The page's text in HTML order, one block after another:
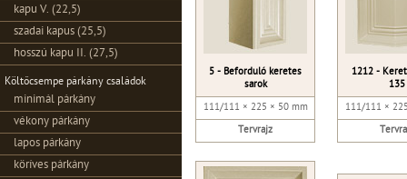
kapu V. (22,5)
szadai kapus (25,5)
hosszú kapu II. (27,5)
Költőcsempe párkány családok
minimál párkány
vékony párkány
lapos párkány
köríves párkány
5 - Beforduló keretes
sarok
111/111 × 225 × 50 mm
Tervrajz
1212 -
135
111/111 ×